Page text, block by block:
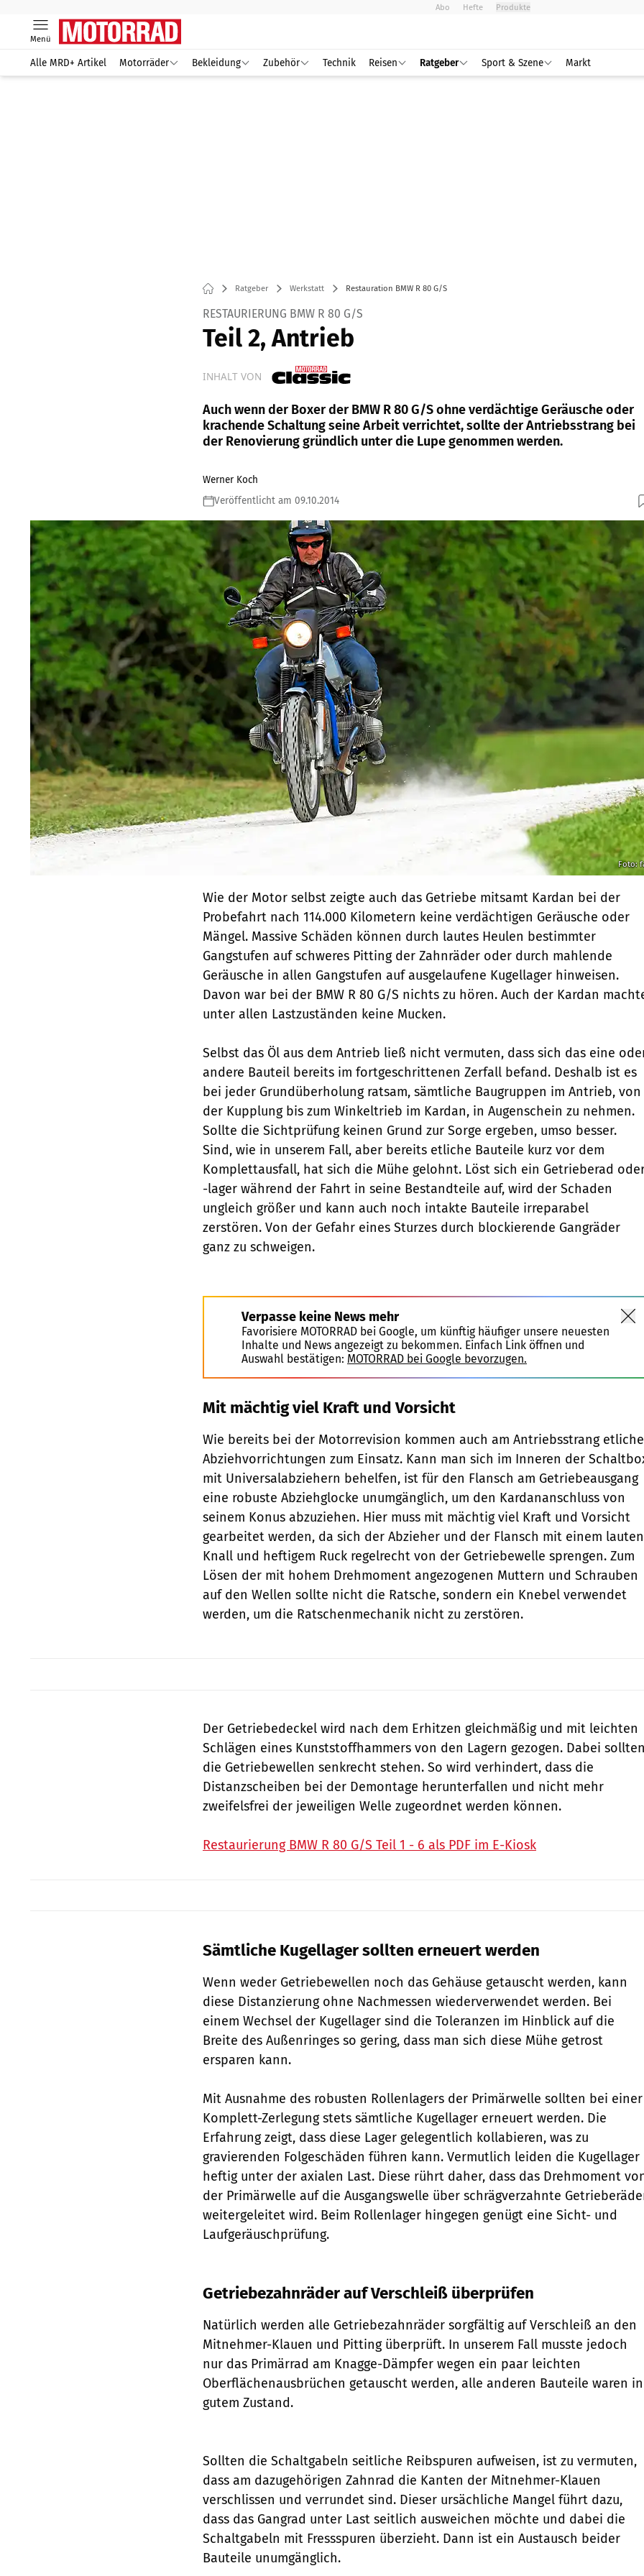
Abo Hefte Produkte
Menü
Alle MRD+ Artikel Motorräder Bekleidung Zubehör Technik Reisen Ratgeber Sport & Szene Markt
Ratgeber Werkstatt Restauration BMW R 80 G/S
RESTAURIERUNG BMW R 80 G/S
Teil 2, Antrieb
INHALT VON
Auch wenn der Boxer der BMW R 80 G/S ohne verdächtige Geräusche oder
krachende Schaltung seine Arbeit verrichtet, sollte der Antriebsstrang bei
der Renovierung gründlich unter die Lupe genommen werden.
Werner Koch
Veröffentlicht am 09.10.2014
Foto:
Wie der Motor selbst zeigte auch das Getriebe mitsamt Kardan bei der
Probe­fahrt nach 114.000 Kilometern keine ­verdächtigen Geräusche oder
Mängel. Massive Schäden können durch lautes Heulen bestimmter
Gangstufen auf schweres Pitting der Zahnräder oder durch ­mahlende
Geräusche in allen Gang­stufen auf ausgelaufene Kugellager hinweisen.
Davon war bei der BMW R 80 G/S nichts zu hören. Auch der Kardan
unter allen Lastzuständen keine Mucken.
Selbst das Öl aus dem Antrieb ließ nicht vermuten, dass sich das eine
andere Bauteil bereits im fortgeschrittenen Zerfall befand. Deshalb ist es
bei jeder Grundüberholung ratsam, sämtliche Baugruppen im Antrieb, von
der Kupplung bis zum Winkeltrieb im Kardan, in Augenschein zu nehmen.
Sollte die Sichtprüfung keinen Grund zur Sorge ergeben, umso besser.
Sind, wie in unserem Fall, aber bereits etliche Bauteile kurz vor dem
Komplettausfall, hat sich die Mühe gelohnt. Löst sich ein Getrieberad
-lager während der Fahrt in seine ­Bestandteile auf, wird der Schaden
ungleich größer und kann auch noch intakte ­Bauteile irreparabel
zerstören. Von der Gefahr eines Sturzes durch blockierende Gangräder
ganz zu schweigen.
Verpasse keine News mehr
Favorisiere MOTORRAD bei Google, um künftig häufiger unsere neuesten
Inhalte und News angezeigt zu bekommen. Einfach Link öffnen und
Auswahl bestätigen: MOTORRAD bei Google bevorzugen.
Mit mächtig viel Kraft und Vorsicht
Wie bereits bei der Motorrevision kommen auch am Antriebsstrang etliche
Abziehvorrichtungen zum Einsatz. Kann man sich im Inneren der
mit Universalabziehern behelfen, ist für den Flansch am Getriebeausgang
eine robuste Abziehglocke unumgänglich, um den Kardananschluss von
seinem Konus abzuziehen. Hier muss mit mächtig viel Kraft und Vorsicht
gearbeitet werden, da sich der Abzieher und der Flansch mit ­einem lauten
Knall und heftigem Ruck regel­recht von der Getriebewelle sprengen. Zum
Lösen der mit hohem Dreh­moment angezogenen Muttern und Schrauben
auf den Wellen sollte nicht die Ratsche, sondern ein Knebel verwendet
werden, um die Ratschenmechanik nicht zu zerstören.
Der Getriebedeckel wird nach dem ­Erhitzen gleichmäßig und mit leichten
Schlägen eines Kunststoffhammers von den Lagern gezogen. Dabei
die ­Getriebewellen senkrecht stehen. So wird verhindert, dass die
Distanzscheiben bei der Demontage herunterfallen und nicht mehr
zweifelsfrei der jeweiligen Welle zugeordnet werden können.
Restaurierung BMW R 80 G/S Teil 1 - 6 als PDF im E-Kiosk
Sämtliche Kugellager sollten erneuert werden
Wenn weder Getriebewellen noch das Gehäuse getauscht werden, kann
diese Distanzierung ohne Nachmessen wiederverwendet werden. Bei
einem Wechsel der Kugellager sind die Toleranzen im Hinblick auf die
Breite des Außenringes so gering, dass man sich diese Mühe getrost
ersparen kann.
Mit Ausnahme des robusten Rollen­lagers der Primärwelle sollten bei einer
Komplett-Zerlegung stets sämtliche Kugellager erneuert werden. Die
Erfahrung zeigt, dass diese Lager gelegentlich kollabieren, was zu
gravierenden Folgeschäden führen kann. Vermutlich leiden die Kugellager
heftig unter der axialen Last. Diese rührt daher, dass das Drehmoment
der Primärwelle auf die Ausgangswelle über schrägverzahnte
weitergeleitet wird. Beim Rollenlager hin­gegen genügt eine Sicht- und
Laufgeräuschprüfung.
Getriebezahnräder auf Verschleiß überprüfen
Natürlich werden alle Getriebezahnräder sorgfältig auf Verschleiß an den
Mitnehmer-Klauen und Pitting überprüft. In unserem Fall musste jedoch
nur das ­Primärrad am Knagge-Dämpfer wegen ein paar leichten
Oberflächenausbrüchen getauscht werden, alle anderen Bauteile waren in
gutem Zustand.
Sollten die Schaltgabeln seitliche Reibspuren aufweisen, ist zu vermuten,
dass am dazugehörigen Zahnrad die Kanten der Mitnehmer-Klauen
verschlissen und verrundet sind. Dieser ursächliche Mangel führt dazu,
dass das Gangrad unter Last seitlich ausweichen möchte und ­dabei die
Schaltgabeln mit Fressspuren überzieht. Dann ist ein Austausch beider
Bauteile unumgänglich.